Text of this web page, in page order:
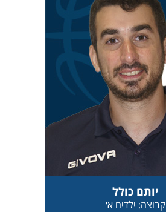
יותם כולל
קבוצה: ילדים א׳